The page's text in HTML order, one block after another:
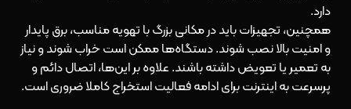
دارد.
همچنین، تجهیزات باید در مکانی بزرگ با تهویه مناسب، برق پایدار
و امنیت بالا نصب شوند. دستگاه‌ها ممکن است خراب شوند و نیاز
به تعمیر یا تعویض داشته باشند. علاوه بر این‌ها، اتصال دائم و
پرسرعت به اینترنت برای ادامه فعالیت استخراج کاملا ضروری است.